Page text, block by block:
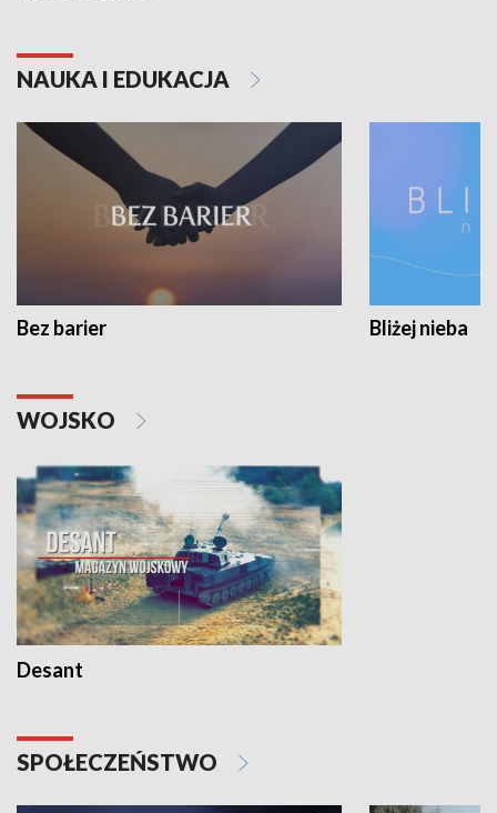
NAUKA I EDUKACJA
Bez barier Bliżej nieba
WOJSKO
Desant
SPOŁECZEŃSTWO